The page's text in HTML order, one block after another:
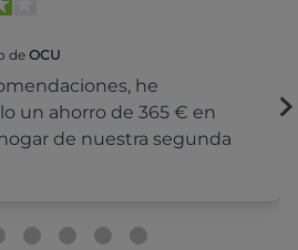
de OCU
he
un ahorro de 365 € en
de nuestra segunda